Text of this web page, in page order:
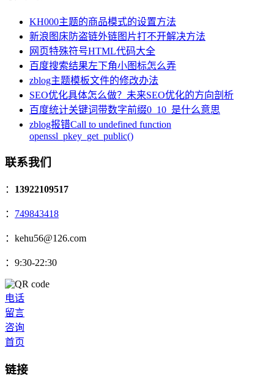
KH000主题的商品模式的设置方法
新浪图床防盗链外链图片打不开解决方法
网页特殊符号HTML代码大全
百度搜索结果左下角小图标怎么弄
zblog主题模板文件的修改办法
SEO优化具体怎么做？未来SEO优化的方向剖析
百度统计关键词带数字前缀0_10_是什么意思
zblog报错Call to undefined function
openssl_pkey_get_public()
联系我们
： 13922109517
： 749843418
：kehu56@126.com
：9:30-22:30
电话
留言
咨询
首页
链接